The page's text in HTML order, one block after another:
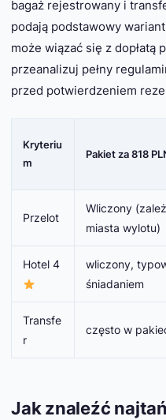
bagaż rejestrowany i
podają podstawowy
może wiązać się z dopłatą
przeanalizuj pełny
przed potwierdzeniem
Kryteriu
m
Pakiet za 818
Przelot
Wliczony
miasta wylotu)
Hotel 4
wliczony,
śniadaniem
Transfe
r
często w
Jak znaleźć